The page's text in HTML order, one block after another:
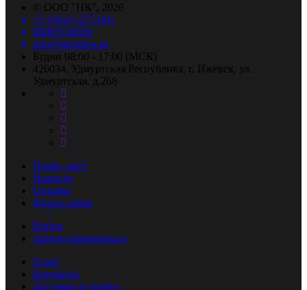
© ООО "НК", 2026
+7 (3412) 277-001
88005118036
info@nkpribor.ru
Будни 08:00 - 17:00 (МСК)
426034, Удмуртская Республика, г. Ижевск, ул.
Удмуртская, д.268
Прайс-лист
Новости
Отзывы
Форма связи
Войти
Зарегистрироваться
О нас
Контакты
Доставка и оплата